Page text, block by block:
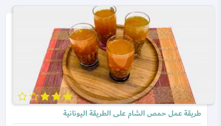
طريقة عمل حمص الشام على الطريقة اليونانية